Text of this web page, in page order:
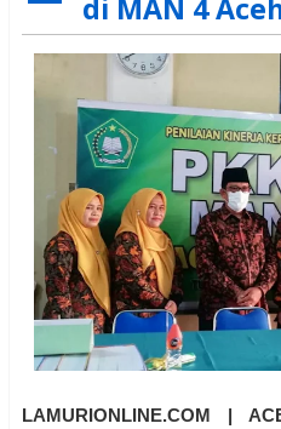
di MAN 4
LAMURIONLINE.COM |